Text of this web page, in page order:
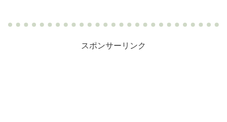
スポンサーリンク